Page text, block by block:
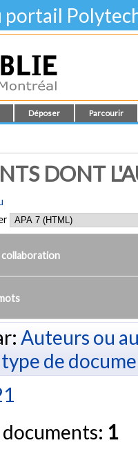
portail
Déposer Parcourir
DONT
collaboration
Auteurs ou
type de
1